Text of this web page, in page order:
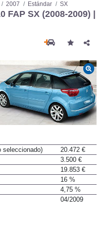
2007 Estándar
SX
SX (2008-2009) |
seleccionado)
20.472 €
3.500 €
19.853 €
16 %
4,75 %
04/2009